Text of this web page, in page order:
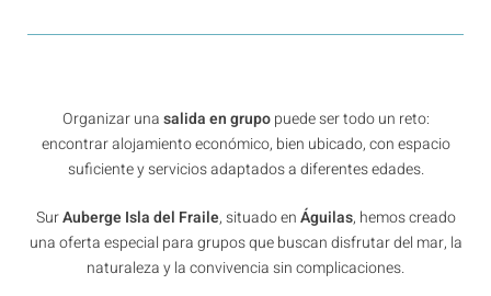
Organizar unasalida en grupopuede ser todo un reto:
encontrar alojamiento económico, bien ubicado, con espacio
suficiente y servicios adaptados a diferentes edades.
SurAuberge Isla del Fraile, situado enÁguilas, hemos creado
una oferta especial para grupos que buscan disfrutar del mar, la
naturaleza y la convivencia sin complicaciones.